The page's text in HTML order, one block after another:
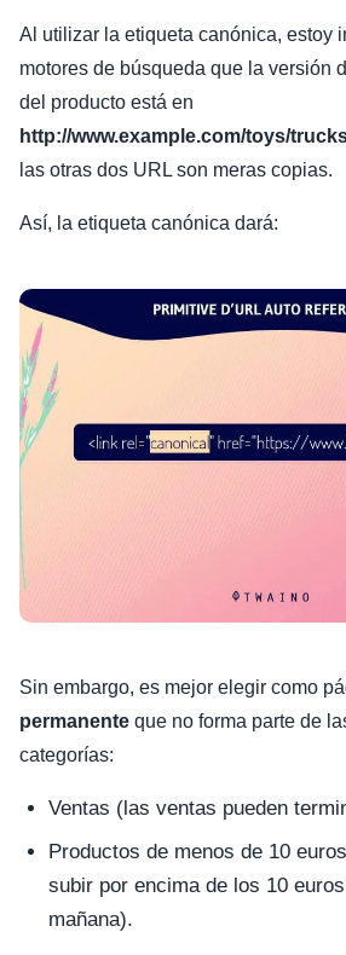
Al utilizar la etiqueta canónica, estoy
motores de búsqueda que la versión
del producto está en
http://www.example.com/toys/
las otras dos URL son meras copias.
Así, la etiqueta canónica dará:
Sin embargo, es mejor elegir como
permanente que no forma parte de
categorías:
Ventas (las ventas pueden
Productos de menos de 10
subir por encima de los 10
mañana).